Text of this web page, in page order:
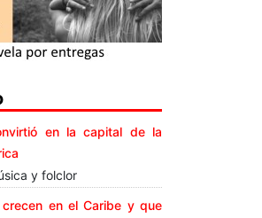
en la capital de la
y folclor
en el Caribe y que